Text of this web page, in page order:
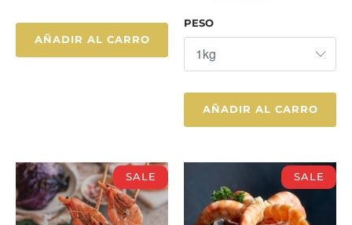
AÑADIR AL CARRO
PESO
AÑADIR AL CARRO
SALE SALE